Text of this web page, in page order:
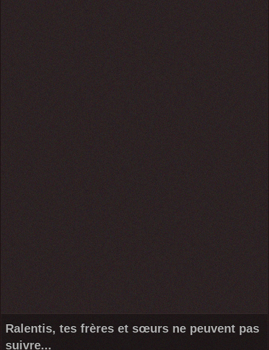
Ralentis, tes frères et sœurs ne peuvent pas
suivre...